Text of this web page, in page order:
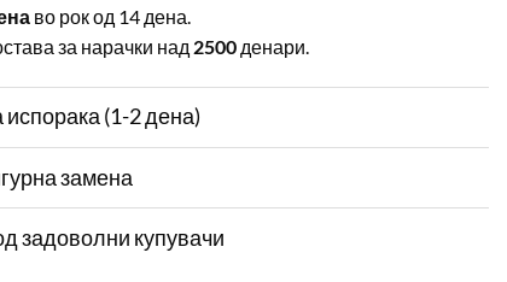
во рок од 14 дена.
за нарачки над 2500 денари.
испорака (1-2 дена)
замена
задоволни купувачи